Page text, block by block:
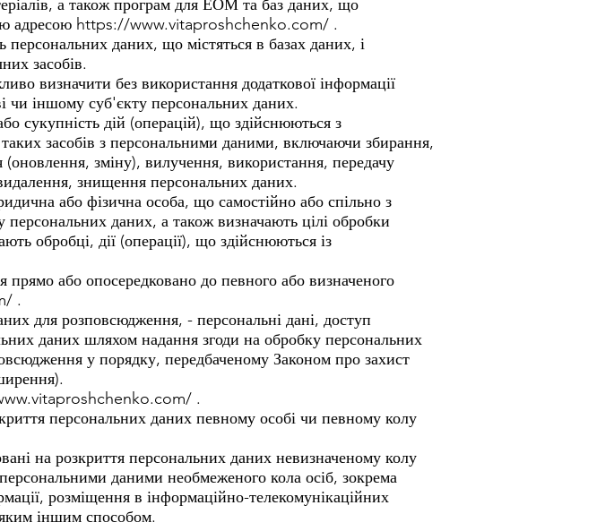
а також програм для ЕОМ та баз даних, що
адресою https://www.vitaproshchenko.com/ .
даних, що містяться в базах даних, і
засобів.
визначити без використання додаткової інформації
чи іншому суб'єкту персональних даних.
сукупність дій (операцій), що здійснюються з
засобів з персональними даними, включаючи збирання,
зміну), вилучення, використання, передачу
знищення персональних даних.
або фізична особа, що самостійно або спільно з
даних, а також визначають цілі обробки
обробці, дії (операції), що здійснюються із
прямо або опосередковано до певного або визначеного
.
для розповсюдження, - персональні дані, доступ
даних шляхом надання згоди на обробку персональних
у порядку, передбаченому Законом про захист
.
персональних даних певному особі чи певному колу
на розкриття персональних даних невизначеному колу
даними необмеженого кола осіб, зокрема
розміщення в інформаційно-телекомунікаційних
іншим способом.